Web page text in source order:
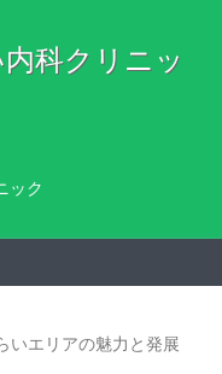
科クリニッ
ック
いエリアの魅力と発展